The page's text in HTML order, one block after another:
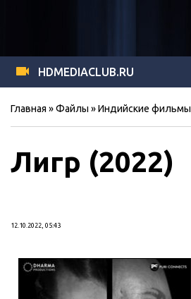
HDMEDIACLUB.RU
Главная »Файлы »Индийские фильмы
Лигр (2022)
12.10.2022, 05:43